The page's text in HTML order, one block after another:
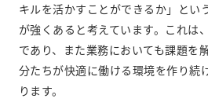
キルを活かすことができるか」とい
が強くあると考えています。これは
であり、また業務においても課題を
分たちが快適に働ける環境を作り続
ります。